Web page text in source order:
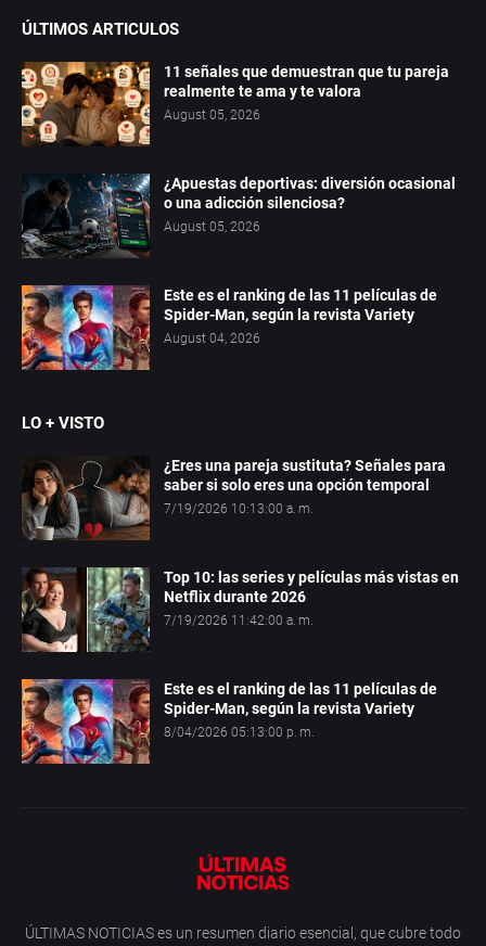
ÚLTIMOS ARTICULOS
11 señales que demuestran que tu pareja
realmente te ama y te valora
August 05, 2026
¿Apuestas deportivas: diversión ocasional
o una adicción silenciosa?
August 05, 2026
Este es el ranking de las 11 películas de
Spider-Man, según la revista Variety
August 04, 2026
LO + VISTO
¿Eres una pareja sustituta? Señales para
saber si solo eres una opción temporal
7/19/2026 10:13:00 a. m.
Top 10: las series y películas más vistas en
Netflix durante 2026
7/19/2026 11:42:00 a. m.
Este es el ranking de las 11 películas de
Spider-Man, según la revista Variety
8/04/2026 05:13:00 p. m.
ÚLTIMAS NOTICIAS es un resumen diario esencial, que cubre todo